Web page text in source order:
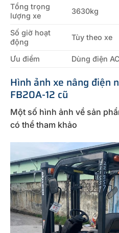
Tổng trọng
lượng xe
3630kg
Số giờ hoạt
động
Tùy theo xe
Ưu điểm Dùng điện
Hình ảnh xe nâng điện
FB20A-12 cũ
Một số hình ảnh về sản
có thể tham khảo